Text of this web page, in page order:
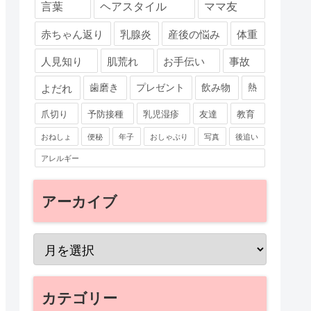
言葉
ヘアスタイル ママ友
赤ちゃん返り 乳腺炎 産後の悩み
体重
人見知り
肌荒れ お手伝い
事故
よだれ
歯磨き プレゼント 飲み物 熱
爪切り 予防接種 乳児湿疹 友達 教育
おねしょ 便秘 年子 おしゃぶり 写真 後追い
アレルギー
アーカイブ
カテゴリー